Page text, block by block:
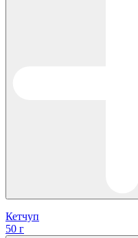
Кетчуп
50 г